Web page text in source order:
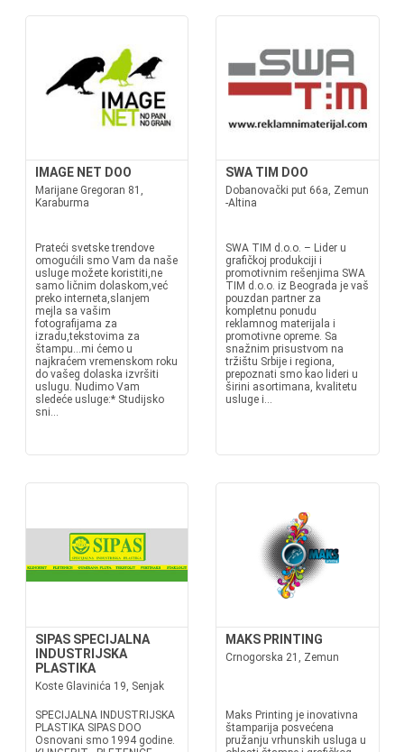
IMAGE NET DOO
Marijane Gregoran 81,
Karaburma
Prateći svetske trendove
omogućili smo Vam da naše
usluge možete koristiti,ne
samo ličnim dolaskom,već
preko interneta,slanjem
mejla sa vašim
fotografijama za
izradu,tekstovima za
štampu...mi ćemo u
najkraćem vremenskom roku
do vašeg dolaska izvršiti
uslugu. Nudimo Vam
sledeće usluge:* Studijsko
sni...
SWA TIM DOO
Dobanovački put 66a, Zemun
-Altina
SWA TIM d.o.o. – Lider u
grafičkoj produkciji i
promotivnim rešenjima SWA
TIM d.o.o. iz Beograda je vaš
pouzdan partner za
kompletnu ponudu
reklamnog materijala i
promotivne opreme. Sa
snažnim prisustvom na
tržištu Srbije i regiona,
prepoznati smo kao lideri u
širini asortimana, kvalitetu
usluge i...
SIPAS SPECIJALNA
INDUSTRIJSKA
PLASTIKA
Koste Glavinića 19, Senjak
SPECIJALNA INDUSTRIJSKA
PLASTIKA SIPAS DOO
Osnovani smo 1994 godine.
MAKS PRINTING
Crnogorska 21, Zemun
Maks Printing je inovativna
štamparija posvećena
pružanju vrhunskih usluga u